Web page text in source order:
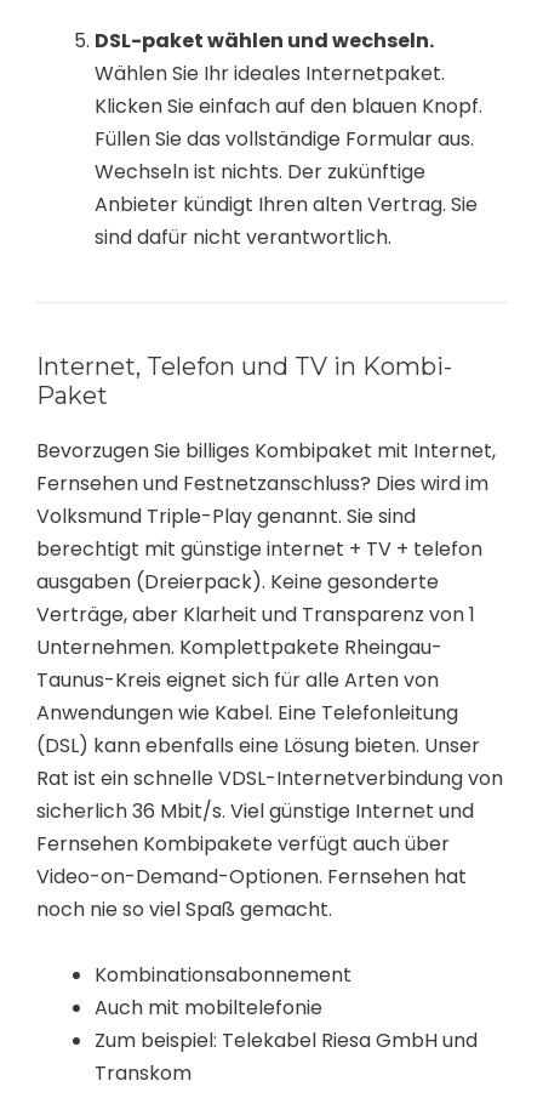
DSL-paket wählen und wechseln.
Wählen Sie Ihr ideales Internetpaket.
Klicken Sie einfach auf den blauen Knopf.
Füllen Sie das vollständige Formular aus.
Wechseln ist nichts. Der zukünftige
Anbieter kündigt Ihren alten Vertrag. Sie
sind dafür nicht verantwortlich.
Internet, Telefon und TV in Kombi-
Paket
Bevorzugen Sie billiges Kombipaket mit Internet,
Fernsehen und Festnetzanschluss? Dies wird im
Volksmund Triple-Play genannt. Sie sind
berechtigt mit günstige internet + TV + telefon
ausgaben (Dreierpack). Keine gesonderte
Verträge, aber Klarheit und Transparenz von 1
Unternehmen. Komplettpakete Rheingau-
Taunus-Kreis eignet sich für alle Arten von
Anwendungen wie Kabel. Eine Telefonleitung
(DSL) kann ebenfalls eine Lösung bieten. Unser
Rat ist ein schnelle VDSL-Internetverbindung von
sicherlich 36 Mbit/s. Viel günstige Internet und
Fernsehen Kombipakete verfügt auch über
Video-on-Demand-Optionen. Fernsehen hat
noch nie so viel Spaß gemacht.
Kombinationsabonnement
Auch mit mobiltelefonie
Zum beispiel: Telekabel Riesa GmbH und
Transkom